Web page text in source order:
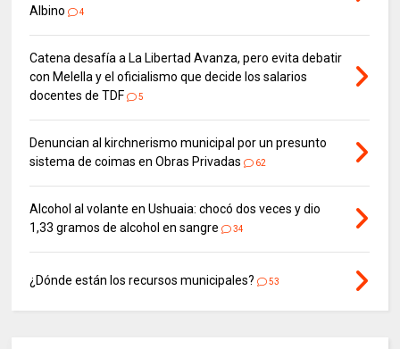
Albino
4
Catena desafía a La Libertad Avanza, pero evita debatir
con Melella y el oficialismo que decide los salarios
docentes de TDF
5
Denuncian al kirchnerismo municipal por un presunto
sistema de coimas en Obras Privadas
62
Alcohol al volante en Ushuaia: chocó dos veces y dio
1,33 gramos de alcohol en sangre
34
¿Dónde están los recursos municipales? 53